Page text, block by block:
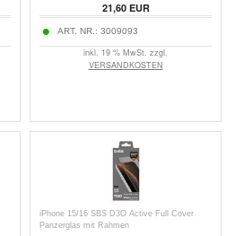
21,60EUR
ART. NR.: 3009093
inkl. 19 % MwSt. zzgl.
VERSANDKOSTEN
iPhone 15/16 SBS D3O Active Full Cover
Panzerglas mit Rahmen